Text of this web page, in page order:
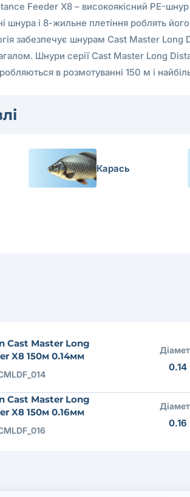
Feeder X8 – високоякісний PE-
шнура і 8-жильне плетіння роблять
забезпечує шнурам Cast Master
Шнури серії Cast Master Long
в розмотуванні 150 м і
Карась
Cast Master Long
X8 150м 0.14мм
0.14
Cast Master Long
X8 150м 0.16мм
0.16